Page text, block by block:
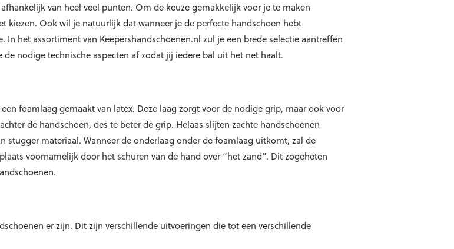
van heel veel punten. Om de keuze gemakkelijk voor je te maken
kiezen. Ook wil je natuurlijk dat wanneer je de perfecte handschoen hebt
het assortiment van Keepershandschoenen.nl zul je een brede selectie aantreffen
nodige technische aspecten af zodat jij iedere bal uit het net haalt.
foamlaag gemaakt van latex. Deze laag zorgt voor de nodige grip, maar ook voor
de handschoen, des te beter de grip. Helaas slijten zachte handschoenen
stugger materiaal. Wanneer de onderlaag onder de foamlaag uitkomt, zal de
voornamelijk door het schuren van de hand over “het zand”. Dit zogeheten
er zijn. Dit zijn verschillende uitvoeringen die tot een verschillende